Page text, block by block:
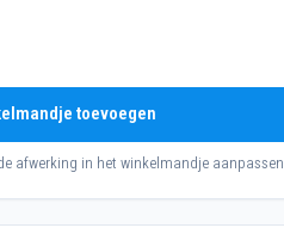
toevoegen
afwerking in het winkelmandje aanpassen.